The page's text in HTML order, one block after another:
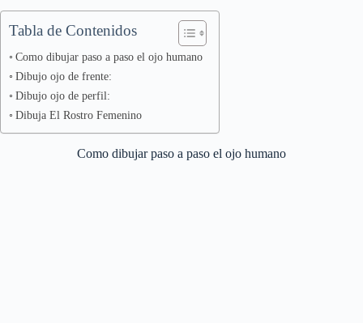
Tabla de Contenidos
Como dibujar paso a paso el ojo humano
Dibujo ojo de frente:
Dibujo ojo de perfil:
Dibuja El Rostro Femenino
Como dibujar paso a paso el ojo humano